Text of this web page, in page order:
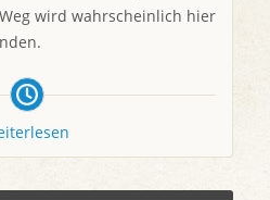
wird wahrscheinlich hier